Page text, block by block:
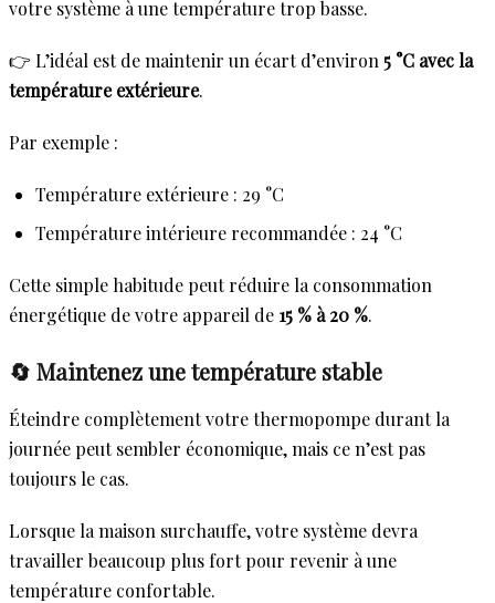
votre système à une température trop basse.
👉 L’idéal est de maintenir un écart d’environ 5 °C avec la
température extérieure.
Par exemple :
Température extérieure : 29 °C
Température intérieure recommandée : 24 °C
Cette simple habitude peut réduire la consommation
énergétique de votre appareil de 15 % à 20 %.
🔄 Maintenez une température stable
Éteindre complètement votre thermopompe durant la
journée peut sembler économique, mais ce n’est pas
toujours le cas.
Lorsque la maison surchauffe, votre système devra
travailler beaucoup plus fort pour revenir à une
température confortable.